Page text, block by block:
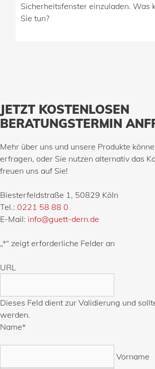
Sicherheitsfenster einzuladen. Was
Sie tun?
JETZT KOSTENLOSEN
BERATUNGSTERMIN
Mehr über uns und unsere Produkte
erfragen, oder Sie nutzen alternativ das
freuen uns auf Sie!
Biesterfeldstraße 1, 50829 Köln
Tel.: 0221 58 88 0
E-Mail: info@guett-dern.de
„*“ zeigt erforderliche Felder an
URL
Dieses Feld dient zur Validierung und
werden.
Name*
Vorname